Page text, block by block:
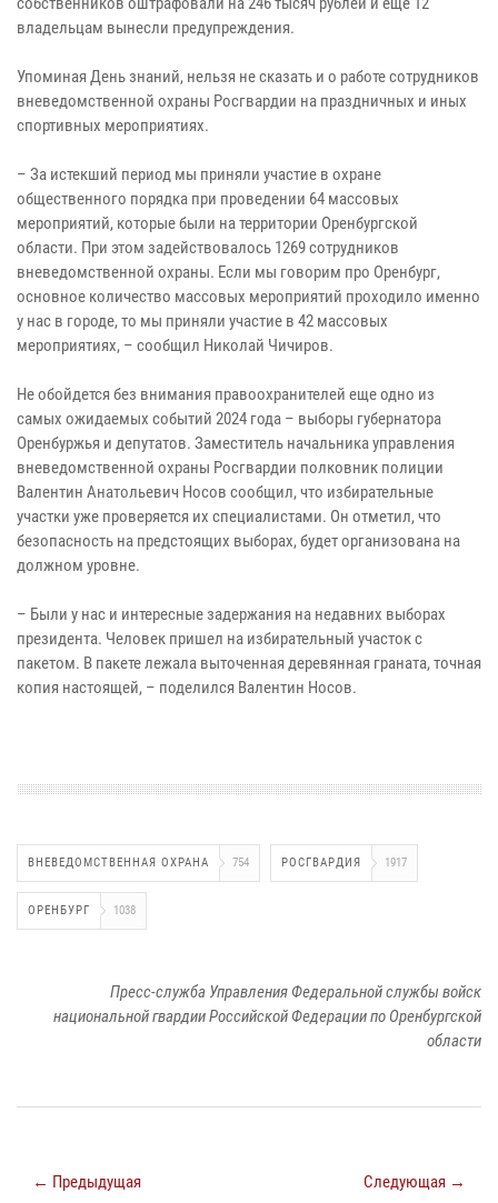
владельцам вынесли предупреждения.
Упоминая День знаний, нельзя не сказать и о работе сотрудников
вневедомственной охраны Росгвардии на праздничных и иных
спортивных мероприятиях.
– За истекший период мы приняли участие в охране
общественного порядка при проведении 64 массовых
мероприятий, которые были на территории Оренбургской
области. При этом задействовалось 1269 сотрудников
вневедомственной охраны. Если мы говорим про Оренбург,
основное количество массовых мероприятий проходило именно
у нас в городе, то мы приняли участие в 42 массовых
мероприятиях, – сообщил Николай Чичиров.
Не обойдется без внимания правоохранителей еще одно из
самых ожидаемых событий 2024 года – выборы губернатора
Оренбуржья и депутатов. Заместитель начальника управления
вневедомственной охраны Росгвардии полковник полиции
Валентин Анатольевич Носов сообщил, что избирательные
участки уже проверяется их специалистами. Он отметил, что
безопасность на предстоящих выборах, будет организована на
должном уровне.
– Были у нас и интересные задержания на недавних выборах
президента. Человек пришел на избирательный участок с
пакетом. В пакете лежала выточенная деревянная граната, точная
копия настоящей, – поделился Валентин Носов.
ВНЕВЕДОМСТВЕННАЯ ОХРАНА 754 РОСГВАРДИЯ 1917
ОРЕНБУРГ 1038
Пресс-служба Управления Федеральной службы войск
национальной гвардии Российской Федерации по Оренбургской
области
← Предыдущая Следующая →